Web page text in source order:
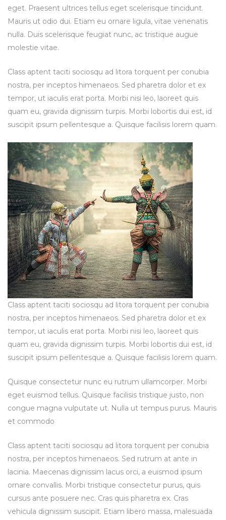
eget. Praesent ultrices tellus eget scelerisque tincidunt.
Mauris ut odio dui. Etiam eu ornare ligula, vitae venenatis
nulla. Duis scelerisque feugiat nunc, ac tristique augue
molestie vitae.
Class aptent taciti sociosqu ad litora torquent per conubia
nostra, per inceptos himenaeos. Sed pharetra dolor et ex
tempor, ut iaculis erat porta. Morbi nisi leo, laoreet quis
quam eu, gravida dignissim turpis. Morbi lobortis dui est, id
suscipit ipsum pellentesque a. Quisque facilisis lorem quam.
Class aptent taciti sociosqu ad litora torquent per conubia
nostra, per inceptos himenaeos. Sed pharetra dolor et ex
tempor, ut iaculis erat porta. Morbi nisi leo, laoreet quis
quam eu, gravida dignissim turpis. Morbi lobortis dui est, id
suscipit ipsum pellentesque a. Quisque facilisis lorem quam.
Quisque consectetur nunc eu rutrum ullamcorper. Morbi
eget euismod tellus. Quisque facilisis tristique justo, non
congue magna vulputate ut. Nulla ut tempus purus. Mauris
et commodo
Class aptent taciti sociosqu ad litora torquent per conubia
nostra, per inceptos himenaeos. Sed rutrum at ante in
lacinia. Maecenas dignissim lacus orci, a euismod ipsum
ornare convallis. Morbi tristique consectetur purus, quis
cursus ante posuere nec. Cras quis pharetra ex. Cras
vehicula dignissim suscipit. Etiam libero massa, malesuada